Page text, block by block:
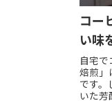
コー
い味
自宅
焙煎」
です。
いた芳